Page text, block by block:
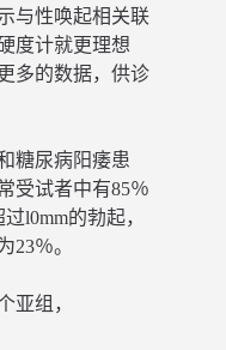
与性唤起相关联
度计就更理想
多的数据，供诊
糖尿病阳痿患
受试者中有85％
l0mm的勃起，
23％。
亚组，